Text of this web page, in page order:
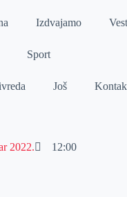
Izdvajamo
Sport
Još
2022. 12:00